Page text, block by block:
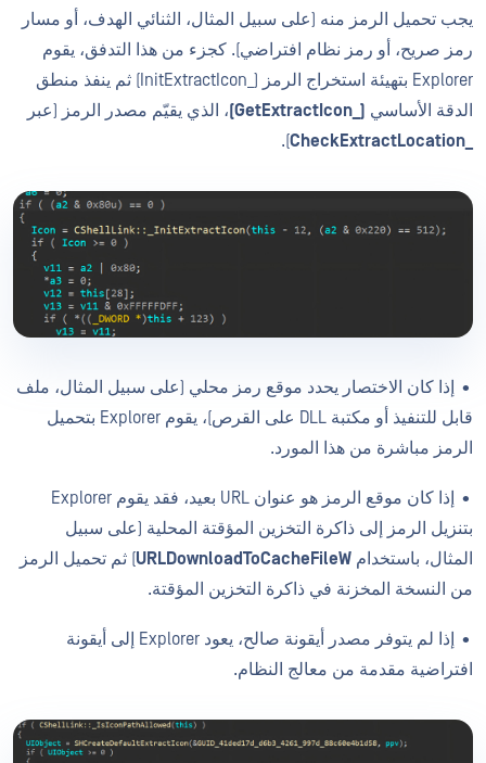
يجب تحميل الرمز منه (على سبيل المثال، الثنائي الهدف، أو مسار
رمز صريح، أو رمز نظام افتراضي). كجزء من هذا التدفق، يقوم
Explorer بتهيئة استخراج الرمز (_InitExtractIcon) ثم ينفذ منطق
الدقة الأساسي (_GetExtractIcon)
، الذي يقيّم مصدر الرمز (عبر
).
• إذا كان الاختصار يحدد موقع رمز محلي (على سبيل المثال، ملف
قابل للتنفيذ أو مكتبة DLL على القرص)، يقوم Explorer بتحميل
الرمز مباشرة من هذا المورد.
• إذا كان موقع الرمز هو عنوان URL بعيد، فقد يقوم Explorer
بتنزيل الرمز إلى ذاكرة التخزين المؤقتة المحلية (على سبيل
المثال، باستخدام URLDownloadToCacheFileW) ثم تحميل الرمز
من النسخة المخزنة في ذاكرة التخزين المؤقتة.
• إذا لم يتوفر مصدر أيقونة صالح، يعود Explorer إلى أيقونة
افتراضية مقدمة من معالج النظام.